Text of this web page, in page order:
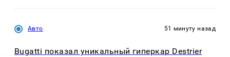
Авто 51 минуту назад
Bugatti показал уникальный гиперкар Destrier